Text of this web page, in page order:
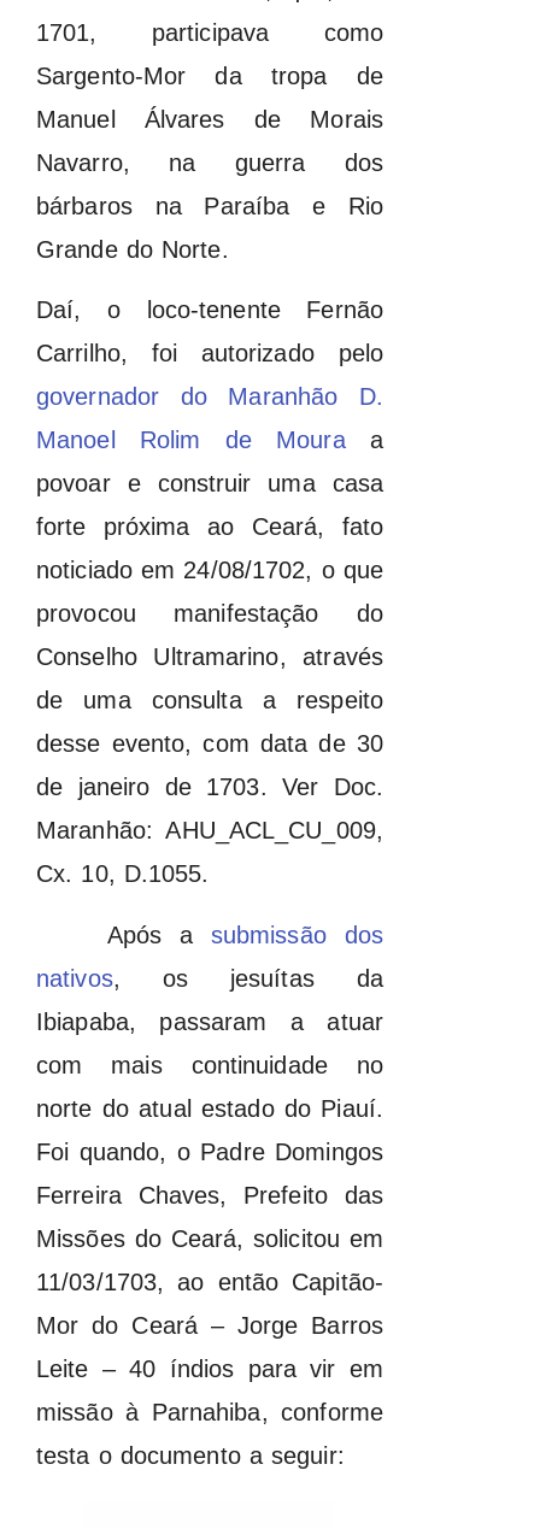
1701, participava como
Sargento-Mor da tropa de
Manuel Álvares de Morais
Navarro, na guerra dos
bárbaros na Paraíba e Rio
Grande do Norte.
Daí, o loco-tenente Fernão
Carrilho, foi autorizado pelo
governador do Maranhão D.
Manoel Rolim de Moura a
povoar e construir uma casa
forte próxima ao Ceará, fato
noticiado em 24/08/1702, o que
provocou manifestação do
Conselho Ultramarino, através
de uma consulta a respeito
desse evento, com data de 30
de janeiro de 1703. Ver Doc.
Maranhão: AHU_ACL_CU_009,
Cx. 10, D.1055.
Após a submissão dos
nativos, os jesuítas da
Ibiapaba, passaram a atuar
com mais continuidade no
norte do atual estado do Piauí.
Foi quando, o Padre Domingos
Ferreira Chaves, Prefeito das
Missões do Ceará, solicitou em
11/03/1703, ao então Capitão-
Mor do Ceará – Jorge Barros
Leite – 40 índios para vir em
missão à Parnahiba, conforme
testa o documento a seguir: